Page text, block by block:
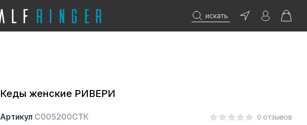
искать
Кеды женские РИВЕРИ
Артикул С005200СТК 0 отзывов